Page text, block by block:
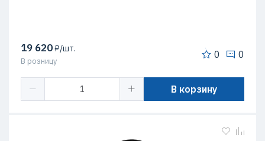
19 620₽/шт.
В розницу
0 0
В корзину